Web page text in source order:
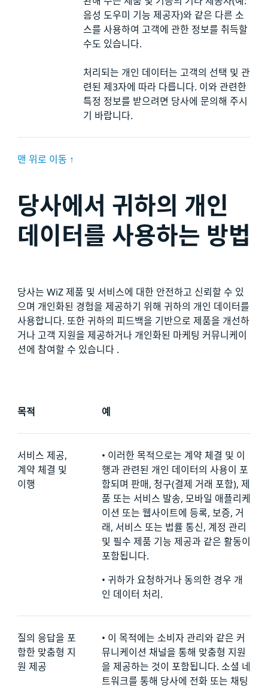
음성 도우미 기능 제공자)와 같은 다른 소
스를 사용하여 고객에 관한 정보를 취득할
수도 있습니다.
처리되는 개인 데이터는 고객의 선택 및 관
련된 제3자에 따라 다릅니다. 이와 관련한
특정 정보를 받으려면 당사에 문의해 주시
기 바랍니다.
맨 위로 이동 ↑
당사에서 귀하의 개인
데이터를 사용하는 방법
당사는 WiZ 제품 및 서비스에 대한 안전하고 신뢰할 수 있
으며 개인화된 경험을 제공하기 위해 귀하의 개인 데이터를
사용합니다. 또한 귀하의 피드백을 기반으로 제품을 개선하
거나 고객 지원을 제공하거나 개인화된 마케팅 커뮤니케이
션에 참여할 수 있습니다 .
목적 예
서비스 제공,
계약 체결 및
이행
• 이러한 목적으로는 계약 체결 및 이
행과 관련된 개인 데이터의 사용이 포
함되며 판매, 청구(결제 거래 포함), 제
품 또는 서비스 발송, 모바일 애플리케
이션 또는 웹사이트에 등록, 보증, 거
래, 서비스 또는 법률 통신, 계정 관리
및 필수 제품 기능 제공과 같은 활동이
포함됩니다.
• 귀하가 요청하거나 동의한 경우 개
인 데이터 처리.
질의 응답을 포
함한 맞춤형 지
원 제공
• 이 목적에는 소비자 관리와 같은 커
뮤니케이션 채널을 통해 맞춤형 지원
을 제공하는 것이 포함됩니다. 소셜 네
트워크를 통해 당사에 전화 또는 채팅